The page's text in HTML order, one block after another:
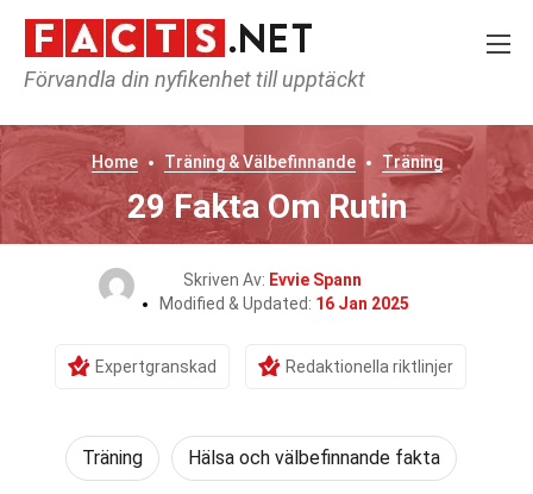
Förvandla din nyfikenhet till upptäckt
Home Träning & Välbefinnande Träning
29 Fakta Om Rutin
Skriven Av: Evvie Spann
Modified & Updated: 16 Jan 2025
Expertgranskad Redaktionella riktlinjer
Träning Hälsa och välbefinnande fakta